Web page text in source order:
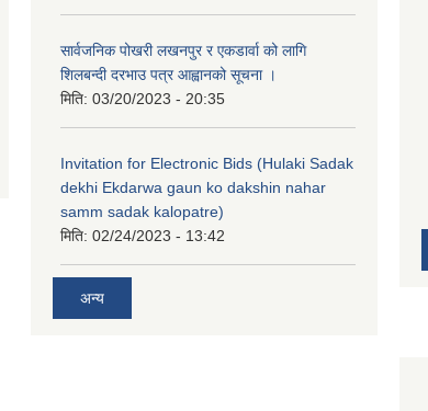
सार्वजनिक पोखरी लखनपुर र एकडार्वा को लागि
शिलबन्दी दरभाउ पत्र आह्वानको सूचना ।
मिति: 03/20/2023 - 20:35
Invitation for Electronic Bids (Hulaki Sadak
dekhi Ekdarwa gaun ko dakshin nahar
samm sadak kalopatre)
मिति: 02/24/2023 - 13:42
अन्य